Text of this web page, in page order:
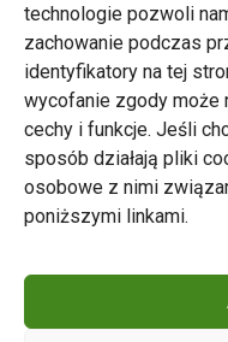
technologie pozwoli
zachowanie podczas
identyfikatory na tej
wycofanie zgody może
cechy i funkcje. Jeśli
sposób działają pliki
osobowe z nimi
poniższymi linkami.
Zarząd Transportu
Napisz do nas
tel. 61 646 33 44
ul. Matejki 59, 60-